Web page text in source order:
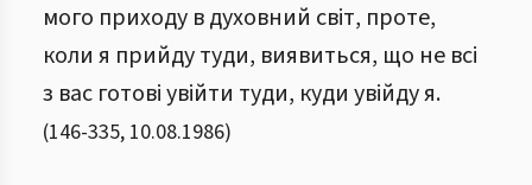
мого приходу в духовний світ, проте,
коли я прийду туди, виявиться, що не всі
з вас готові увійти туди, куди увійду я.
(146-335, 10.08.1986)